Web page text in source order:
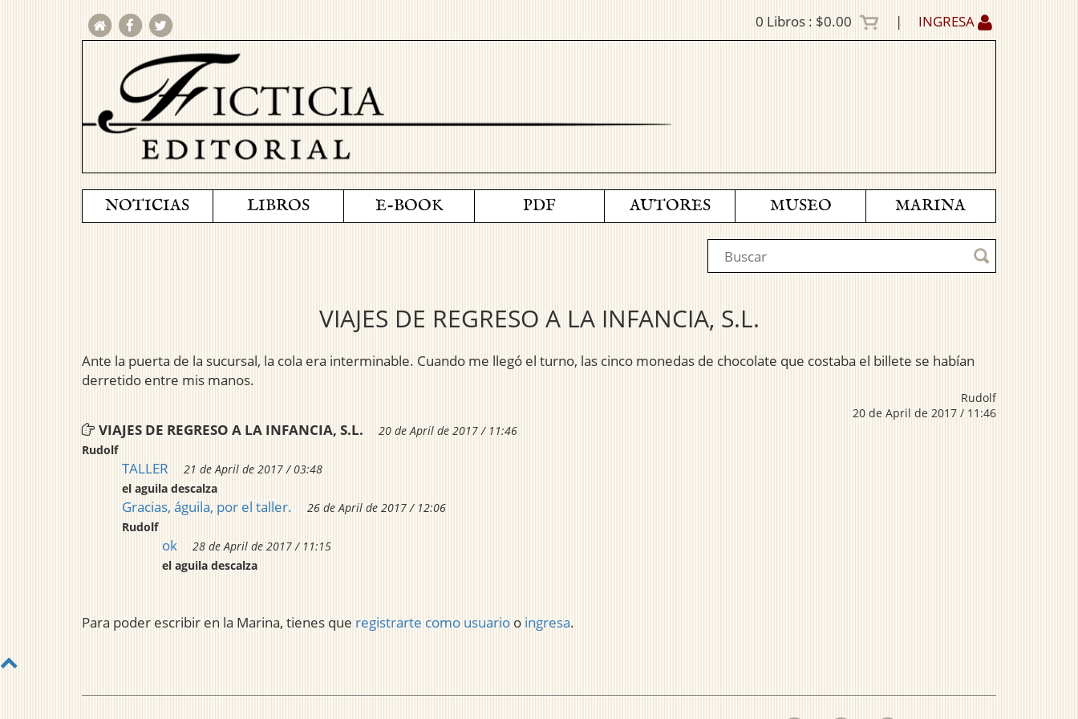
0 Libros : $0.00 | INGRESA
NOTICIAS LIBROS E-BOOK PDF AUTORES MUSEO MARINA
VIAJES DE REGRESO A LA INFANCIA, S.L.
Ante la puerta de la sucursal, la cola era interminable. Cuando me llegó el turno, las cinco monedas de chocolate que costaba el billete se habían
derretido entre mis manos.
Rudolf
20 de April de 2017 / 11:46
VIAJES DE REGRESO A LA INFANCIA, S.L.
20 de April de 2017 / 11:46
Rudolf
TALLER
21 de April de 2017 / 03:48
el aguila descalza
Gracias, águila, por el taller.
26 de April de 2017 / 12:06
Rudolf
ok
28 de April de 2017 / 11:15
el aguila descalza
Para poder escribir en la Marina, tienes que registrarte como usuario o ingresa.